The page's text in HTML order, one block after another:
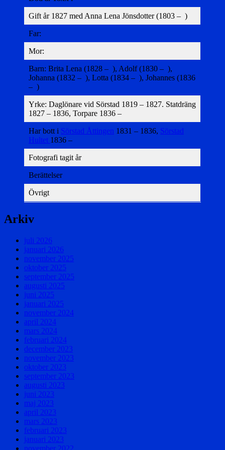
Gift år 1827 med Anna Lena Jönsdotter (1803 – )
Far:
Mor:
Barn: Brita Lena (1828 – ), Adolf (1830 – ),
Johanna (1832 – ), Lotta (1834 – ), Johannes (1836
– )
Yrke: Daglönare vid Sörstad 1819 – 1827. Statdräng
1827 – 1836, Torpare 1836 –
Har bott i Sörstad Åttingen 1831 – 1836, Sörstad
Hultet 1836 –
Fotografi tagit år
Berättelser
Övrigt
Arkiv
juli 2026
januari 2026
november 2025
oktober 2025
september 2025
augusti 2025
juni 2025
januari 2025
november 2024
april 2024
mars 2024
februari 2024
december 2023
november 2023
oktober 2023
september 2023
augusti 2023
juni 2023
maj 2023
april 2023
mars 2023
februari 2023
januari 2023
november 2022